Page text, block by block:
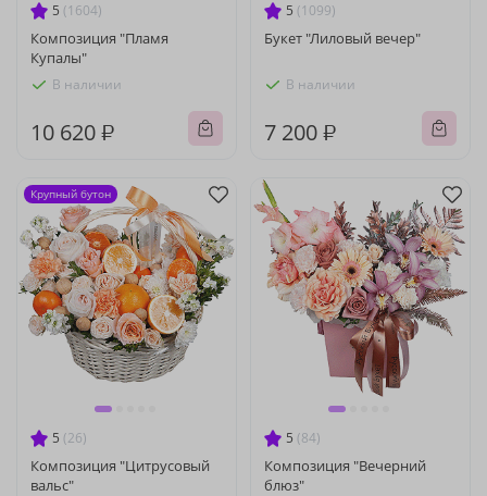
5 (1604)
Композиция "Пламя
Купалы"
В наличии
10 620 ₽
5 (1099)
Букет "Лиловый вечер"
В наличии
7 200 ₽
5 (26)
Композиция "Цитрусовый
вальс"
Крупный бутон
5 (84)
Композиция "Вечерний
блюз"